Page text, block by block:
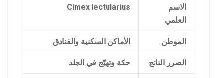
الاسم
العلمي
Cimex lectularius
الموطن الأماكن السكنية والفنادق
الضرر الناتج حكة وتهيّج في الجلد